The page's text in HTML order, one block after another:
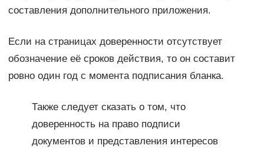
составления дополнительного приложения.
Если на страницах доверенности отсутствует
обозначение её сроков действия, то он составит
ровно один год с момента подписания бланка.
Также следует сказать о том, что
доверенность на право подписи
документов и представления интересов